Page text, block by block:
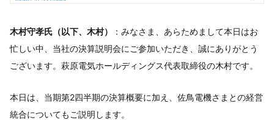
木村守孝氏（以下、木村）
：みなさま、あらためまして本日はお
忙しい中、当社の決算説明会にご参加いただき、誠にありがとう
ございます。萩原電気ホールディングス代表取締役の木村です。
本日は、当期第2四半期の決算概要に加え、佐鳥電機さまとの経営
統合についてもご説明します。